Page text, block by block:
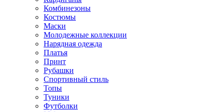
Комбинезоны
Костюмы
Маски
Молодежные коллекции
Нарядная одежда
Платья
Принт
Рубашки
Спортивный стиль
Топы
Туники
Футболки